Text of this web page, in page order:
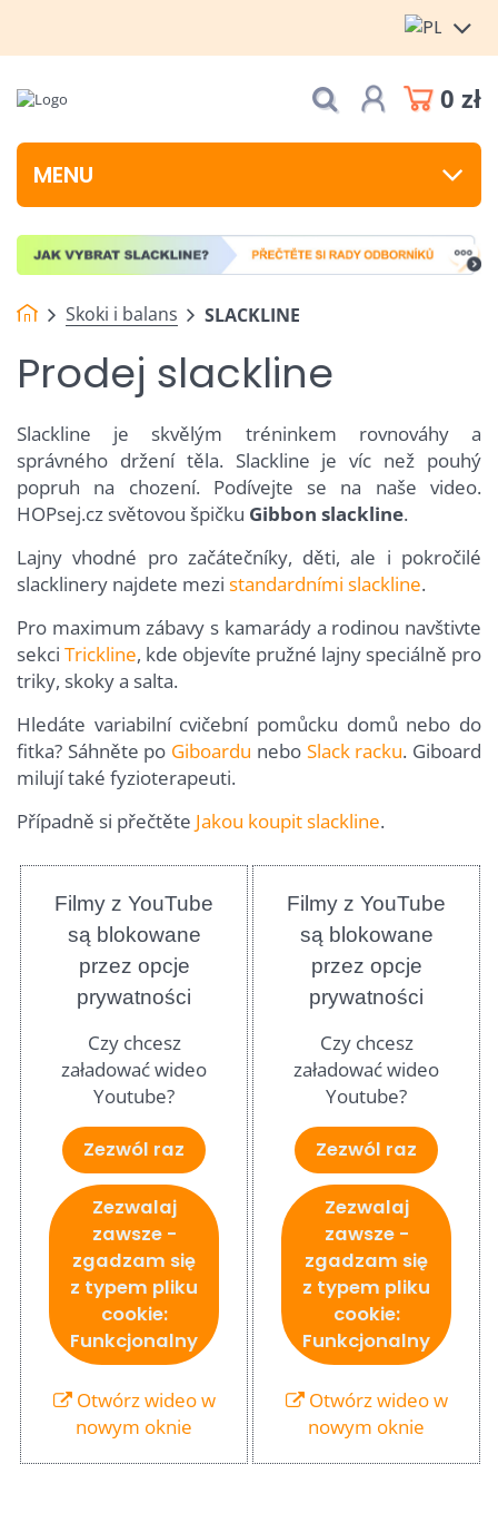
0 zł
MENU
Skoki i balans SLACKLINE
Prodej slackline
Slackline je skvělým tréninkem rovnováhy a
správného držení těla. Slackline je víc než pouhý
popruh na chození. Podívejte se na naše video.
HOPsej.cz světovou špičku Gibbon slackline.
Lajny vhodné pro začátečníky, děti, ale i pokročilé
slacklinery najdete mezi standardními slackline.
Pro maximum zábavy s kamarády a rodinou navštivte
sekci Trickline, kde objevíte pružné lajny speciálně pro
triky, skoky a salta.
Hledáte variabilní cvičební pomůcku domů nebo do
fitka? Sáhněte po Giboardu nebo Slack racku. Giboard
milují také fyzioterapeuti.
Případně si přečtěte Jakou koupit slackline.
Filmy z YouTube
są blokowane
przez opcje
prywatności
Czy chcesz
załadować wideo
Youtube?
Zezwól raz
Zezwalaj
zawsze -
zgadzam się
z typem pliku
cookie:
Funkcjonalny
Otwórz wideo w
nowym oknie
Filmy z YouTube
są blokowane
przez opcje
prywatności
Czy chcesz
załadować wideo
Youtube?
Zezwól raz
Zezwalaj
zawsze -
zgadzam się
z typem pliku
cookie:
Funkcjonalny
Otwórz wideo w
nowym oknie